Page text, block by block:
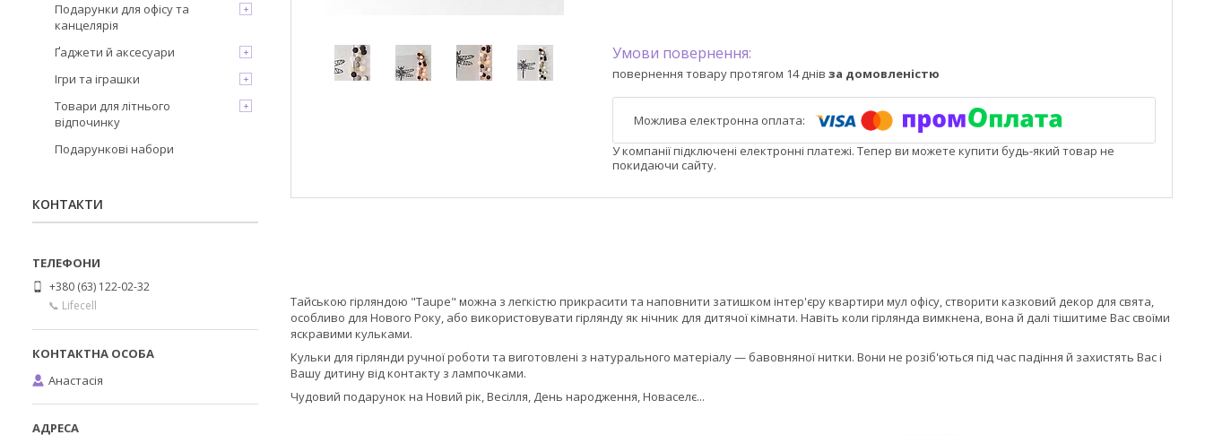
повернення товару протягом 14 днів за домовленістю
У компанії підключені електронні платежі. Тепер ви можете купити будь-який товар не
покидаючи сайту.
Тайською гірляндою "Taupe" можна з легкістю прикрасити та наповнити затишком інтер'єру квартири мул офісу, створити казковий декор для свята,
особливо для Нового Року, або використовувати гірлянду як нічник для дитячої кімнати. Навіть коли гірлянда вимкнена, вона й далі тішитиме Вас своїми
яскравими кульками.
Кульки для гірлянди ручної роботи та виготовлені з натурального матеріалу — бавовняної нитки. Вони не розіб'ються під час падіння й захистять Вас і
Вашу дитину від контакту з лампочками.
Чудовий подарунок на Новий рік, Весілля, День народження, Новаселє...
Подарунки для офісу та
канцелярія
Ґаджети й аксесуари
Ігри та іграшки
Товари для літнього
відпочинку
Подарункові набори
КОНТАКТИ
+380 (63) 122-02-32
📞 Lifecell
Анастасія